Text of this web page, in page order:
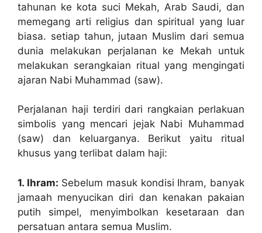
tahunan ke kota suci Mekah, Arab Saudi, dan
memegang arti religius dan spiritual yang luar
biasa. setiap tahun, jutaan Muslim dari semua
dunia melakukan perjalanan ke Mekah untuk
melakukan serangkaian ritual yang mengingati
ajaran Nabi Muhammad (saw).
Perjalanan haji terdiri dari rangkaian perlakuan
simbolis yang mencari jejak Nabi Muhammad
(saw) dan keluarganya. Berikut yaitu ritual
khusus yang terlibat dalam haji:
1. Ihram: Sebelum masuk kondisi Ihram, banyak
jamaah menyucikan diri dan kenakan pakaian
putih simpel, menyimbolkan kesetaraan dan
persatuan antara semua Muslim.